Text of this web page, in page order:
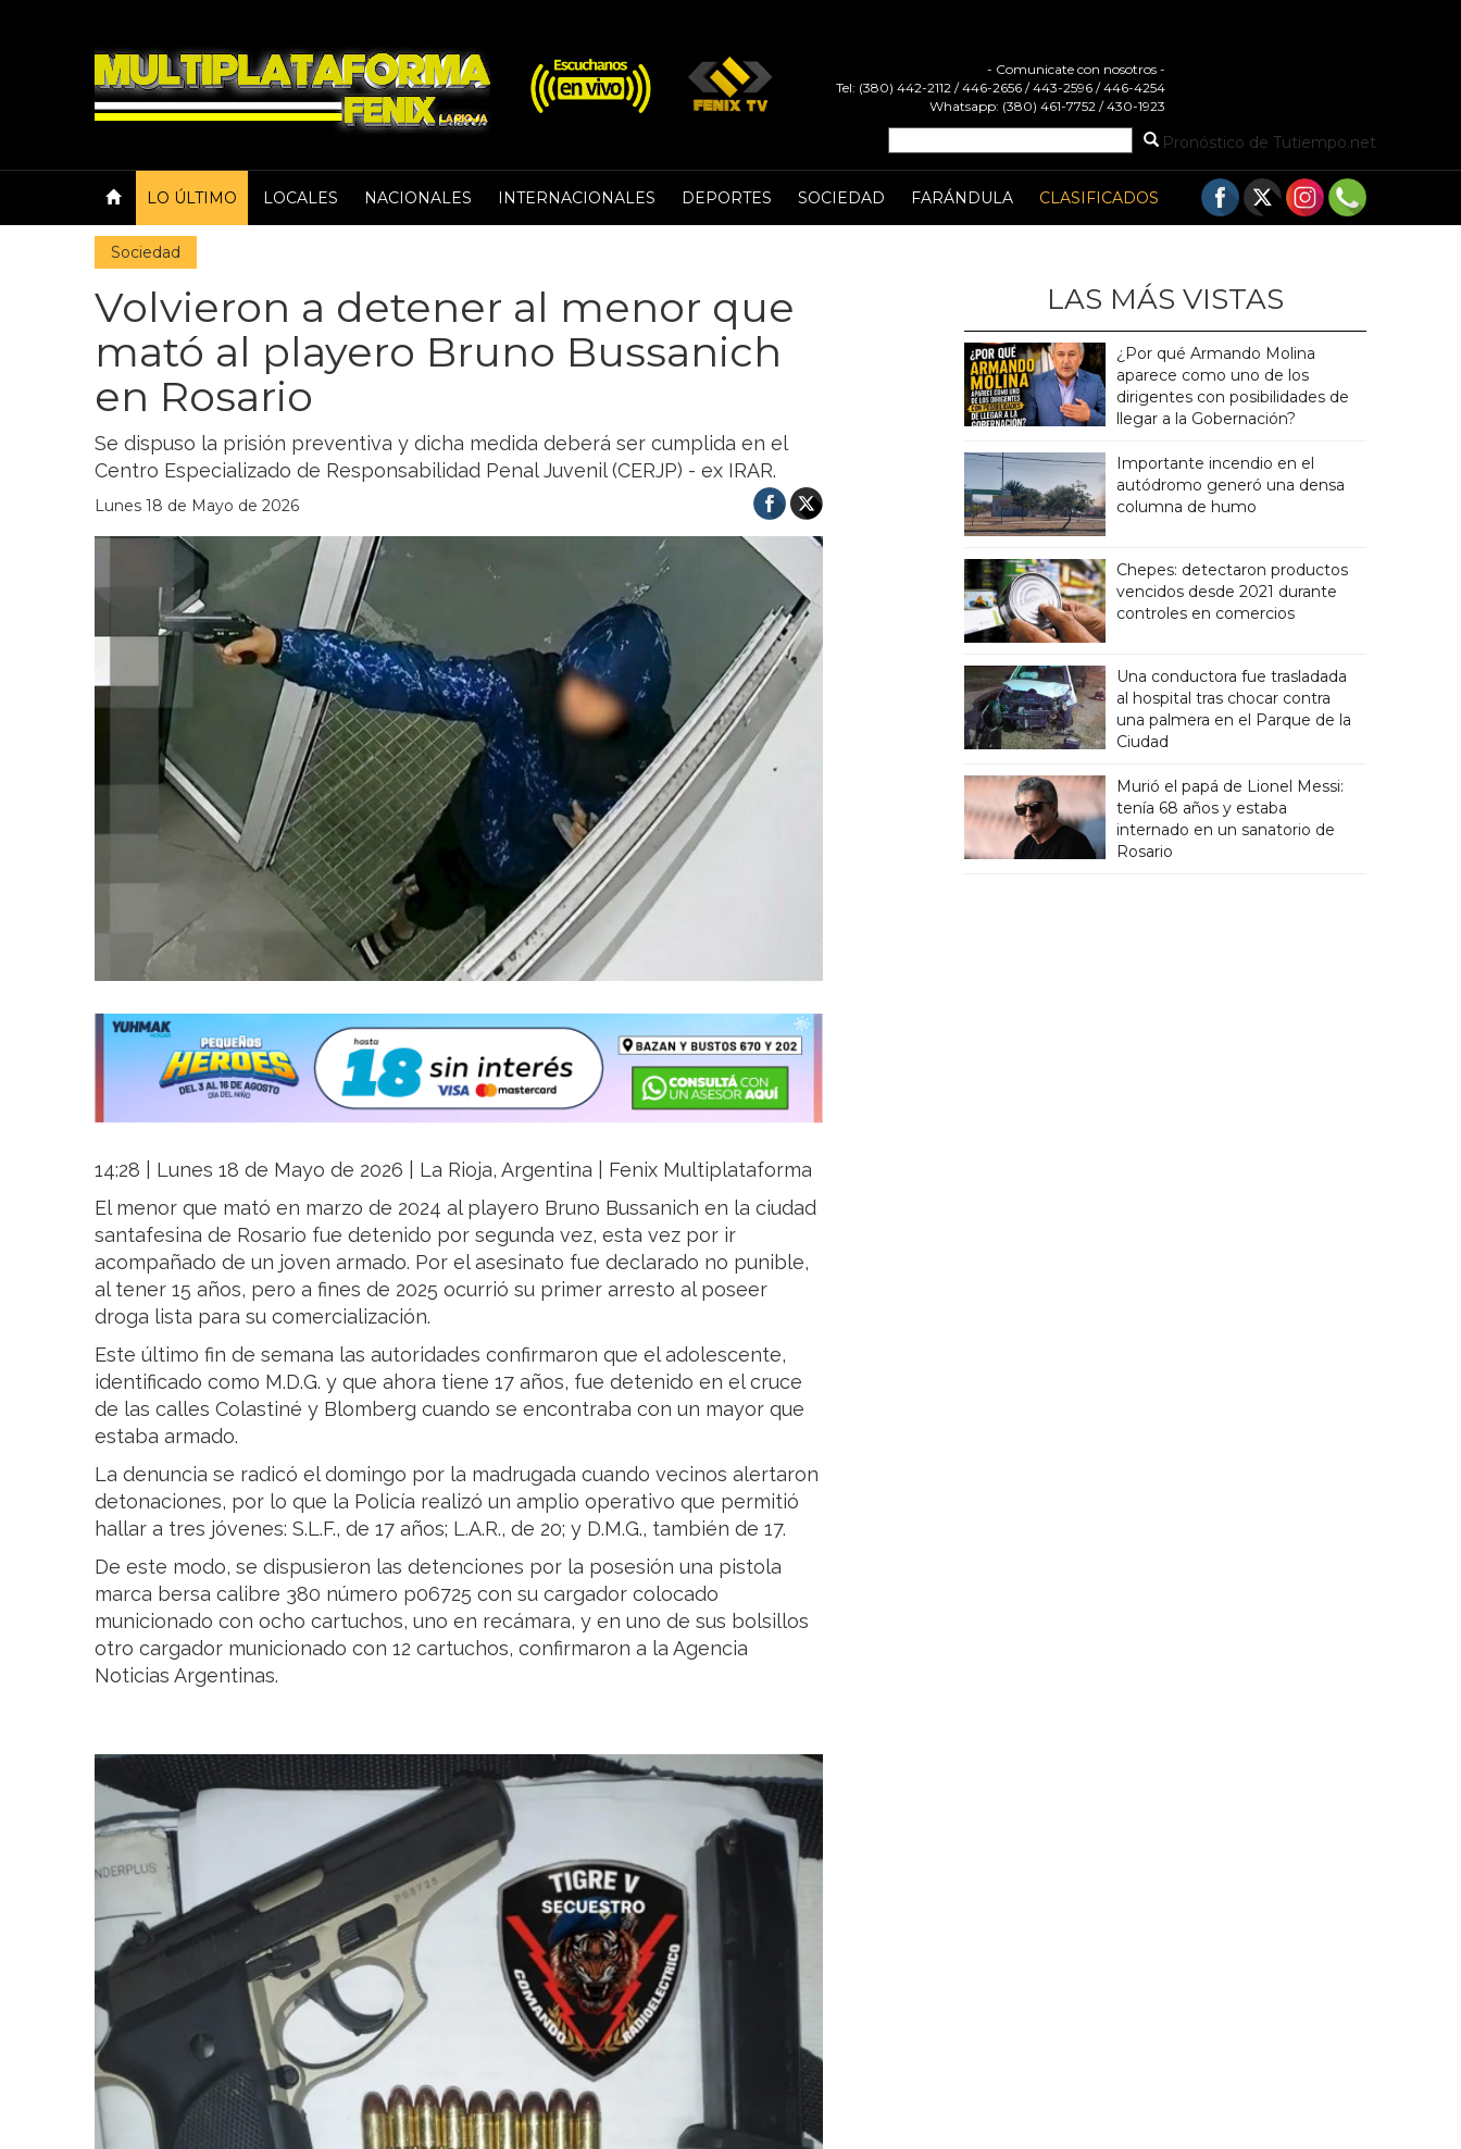
- Comunicate con nosotros -
Tel: (380) 442-2112 / 446-2656 / 443-2596 / 446-4254
Whatsapp: (380) 461-7752 / 430-1923
Pronóstico de Tutiempo.net
LO ÚLTIMO LOCALES NACIONALES INTERNACIONALES DEPORTES SOCIEDAD FARÁNDULA CLASIFICADOS
Sociedad
Volvieron a detener al menor que
mató al playero Bruno Bussanich
en Rosario
Se dispuso la prisión preventiva y dicha medida deberá ser cumplida en el
Centro Especializado de Responsabilidad Penal Juvenil (CERJP) - ex IRAR.
Lunes 18 de Mayo de 2026
14:28 | Lunes 18 de Mayo de 2026 | La Rioja, Argentina | Fenix Multiplataforma
El menor que mató en marzo de 2024 al playero Bruno Bussanich en la ciudad
santafesina de Rosario fue detenido por segunda vez, esta vez por ir
acompañado de un joven armado. Por el asesinato fue declarado no punible,
al tener 15 años, pero a fines de 2025 ocurrió su primer arresto al poseer
droga lista para su comercialización.
Este último fin de semana las autoridades confirmaron que el adolescente,
identificado como M.D.G. y que ahora tiene 17 años, fue detenido en el cruce
de las calles Colastiné y Blomberg cuando se encontraba con un mayor que
estaba armado.
La denuncia se radicó el domingo por la madrugada cuando vecinos alertaron
detonaciones, por lo que la Policía realizó un amplio operativo que permitió
hallar a tres jóvenes: S.L.F., de 17 años; L.A.R., de 20; y D.M.G., también de 17.
De este modo, se dispusieron las detenciones por la posesión una pistola
marca bersa calibre 380 número p06725 con su cargador colocado
municionado con ocho cartuchos, uno en recámara, y en uno de sus bolsillos
otro cargador municionado con 12 cartuchos, confirmaron a la Agencia
Noticias Argentinas.
LAS MÁS VISTAS
¿Por qué Armando Molina
aparece como uno de los
dirigentes con posibilidades de
llegar a la Gobernación?
Importante incendio en el
autódromo generó una densa
columna de humo
Chepes: detectaron productos
vencidos desde 2021 durante
controles en comercios
Una conductora fue trasladada
al hospital tras chocar contra
una palmera en el Parque de la
Ciudad
Murió el papá de Lionel Messi:
tenía 68 años y estaba
internado en un sanatorio de
Rosario